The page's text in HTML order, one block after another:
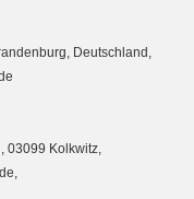
Deutschland,
03099 Kolkwitz,